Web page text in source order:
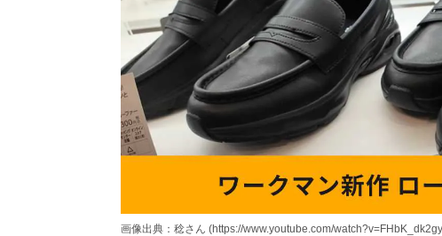
画像出典：稔さん (https://www.youtube.com/